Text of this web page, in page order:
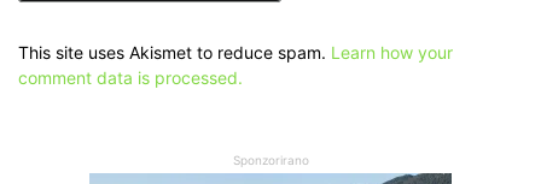
This site uses Akismet to reduce spam. Learn how your
comment data is processed.
Sponzorirano